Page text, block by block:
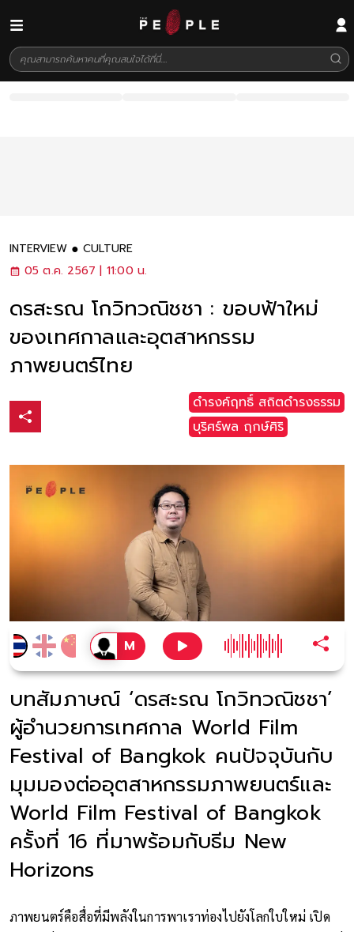
INTERVIEW
CULTURE
05 ต.ค. 2567 | 11:00 น.
ดรสะรณ โกวิทวณิชชา : ขอบฟ้าใหม่
ของเทศกาลและอุตสาหกรรม
ภาพยนตร์ไทย
ดำรงค์ฤทธิ์ สถิตดำรงธรรม
บุริศร์พล ฤกษ์ศิริ
บทสัมภาษณ์ ‘ดรสะรณ โกวิทวณิชชา’
ผู้อำนวยการเทศกาล World Film
Festival of Bangkok คนปัจจุบันกับ
มุมมองต่ออุตสาหกรรมภาพยนตร์และ
World Film Festival of Bangkok
ครั้งที่ 16 ที่มาพร้อมกับธีม New
Horizons
ภาพยนตร์คือสื่อที่มีพลังในการพาเราท่องไปยังโลกใบใหม่ เปิด